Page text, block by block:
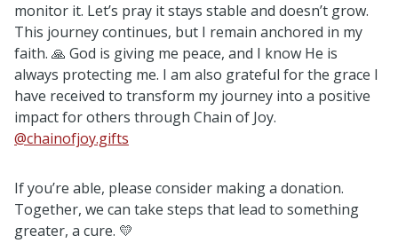
monitor it. Let’s pray it stays stable and doesn’t grow.
This journey continues, but I remain anchored in my
faith. 🙏 God is giving me peace, and I know He is
always protecting me. I am also grateful for the grace I
have received to transform my journey into a positive
impact for others through Chain of Joy.
@chainofjoy.gifts
If you’re able, please consider making a donation.
Together, we can take steps that lead to something
greater, a cure. 💛